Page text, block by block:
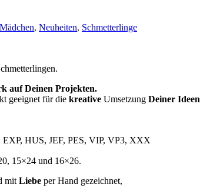
Mädchen, Neuheiten, Schmetterlinge
auf Deinen Projekten.
geeignet für die kreative Umsetzung Deiner Ideen
EXP, HUS, JEF, PES, VIP, VP3, XXX
15×24 und 16×26.
mit Liebe per Hand gezeichnet,